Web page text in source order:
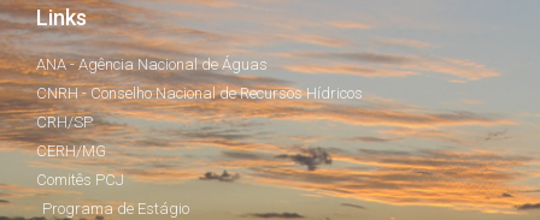
Links
ANA - Agência Nacional de Águas
CNRH - Conselho Nacional de Recursos Hídricos
CRH/SP
CERH/MG
Comitês PCJ
Programa de Estágio